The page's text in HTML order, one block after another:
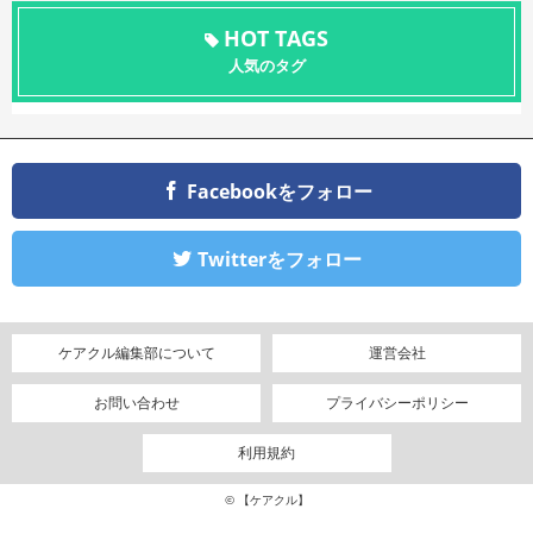
HOT TAGS
人気のタグ
Facebookをフォロー
Twitterをフォロー
ケアクル編集部について 運営会社
お問い合わせ プライバシーポリシー
利用規約
© 【ケアクル】